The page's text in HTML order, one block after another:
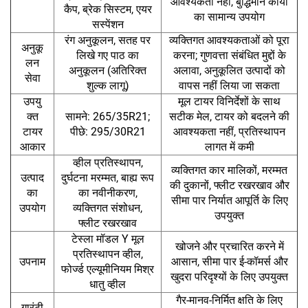
कैप, ब्रेक सिस्टम, एयर
सस्पेंशन
का सामान्य उपयोग
अनुकू
लन
सेवा
रंग अनुकूलन, सतह पर
लिखे गए पाठ का
अनुकूलन (अतिरिक्त
शुल्क लागू)
व्यक्तिगत आवश्यकताओं को पूरा
करना; गुणवत्ता संबंधित मुद्दों के
अलावा, अनुकूलित उत्पादों को
वापस नहीं लिया जा सकता
उपयु
क्त
टायर
आकार
सामने: 265/35R21;
पीछे: 295/30R21
मूल टायर विनिर्देशों के साथ
सटीक मेल, टायर को बदलने की
आवश्यकता नहीं, प्रतिस्थापन
लागत में कमी
उत्पाद
का
उपयोग
व्हील प्रतिस्थापन,
दुर्घटना मरम्मत, बाह्य रूप
का नवीनीकरण,
व्यक्तिगत संशोधन,
फ्लीट रखरखाव
व्यक्तिगत कार मालिकों, मरम्मत
की दुकानों, फ्लीट रखरखाव और
सीमा पार निर्यात आपूर्ति के लिए
उपयुक्त
उपनाम
टेस्ला मॉडल Y मूल
प्रतिस्थापन व्हील,
फोर्ज्ड एल्यूमीनियम मिश्र
धातु व्हील
खोजने और प्रचारित करने में
आसान, सीमा पार ई-कॉमर्स और
खुदरा परिदृश्यों के लिए उपयुक्त
गैर-मानव-निर्मित क्षति के लिए